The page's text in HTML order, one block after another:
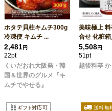
ホタテ貝柱キムチ300g
冷凍便 キムチ ...
2,481円
22pt
くいだおれ大阪発・韓
国＆世界のグルメ『キ
ムチでやせる』
美味極上
合せ 化粧箱
5,508円
51pt
越後料亭